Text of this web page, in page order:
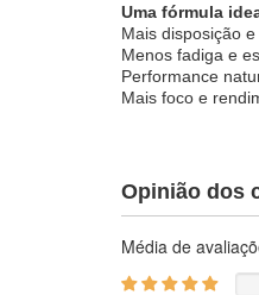
Uma fórmula
Mais disposição
Menos fadiga e
Performance
Mais foco e
Opinião dos
Média de